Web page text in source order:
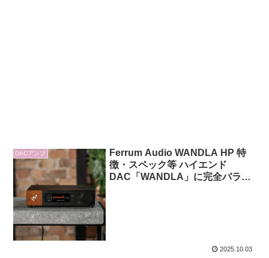
DACアンプ
Ferrum Audio WANDLA HP 特
徴・スペック等 ハイエンド
DAC「WANDLA」に完全バラン
2025.10.03